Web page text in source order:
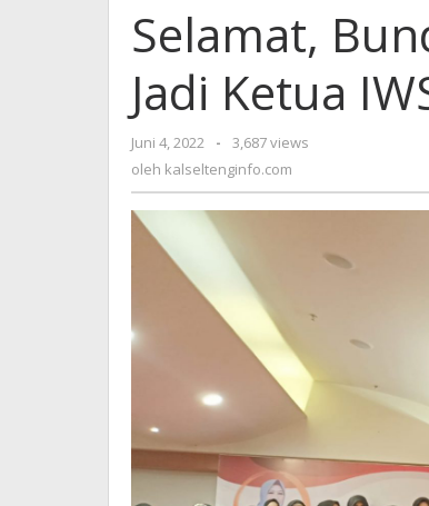
Selamat,
Jadi Ketua
Juni 4, 2022
oleh
kalseltenginfo.com
-
3,687 views
oleh kalseltenginfo.com